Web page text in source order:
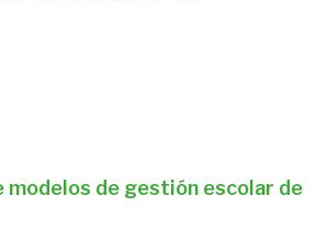
modelos de gestión escolar de